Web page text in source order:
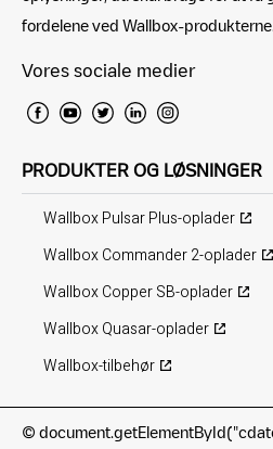
fordelene ved Wallbox-produkterne.
Vores sociale medier
PRODUKTER OG LØSNINGER
Wallbox Pulsar Plus-oplader
Wallbox Commander 2-oplader
Wallbox Copper SB-oplader
Wallbox Quasar-oplader
Wallbox-tilbehør
©